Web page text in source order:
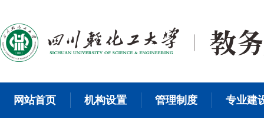
网站首页 机构设置 管理制度 专业建